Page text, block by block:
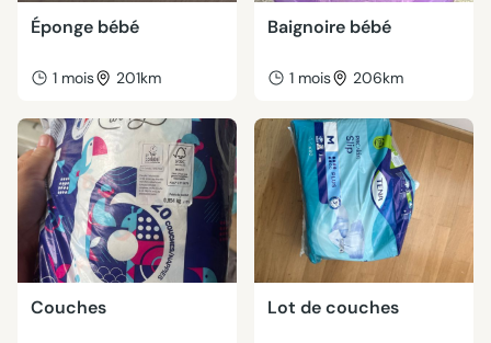
Éponge bébé
1 mois 201km
Baignoire bébé
1 mois 206km
Couches Lot de couches